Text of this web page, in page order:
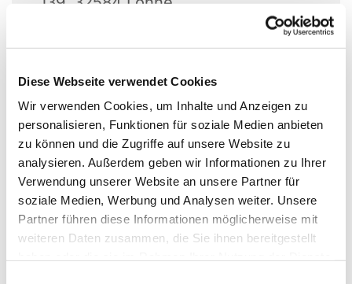
Diese Webseite verwendet Cookies
Wir verwenden Cookies, um Inhalte und Anzeigen zu
personalisieren, Funktionen für soziale Medien anbieten
zu können und die Zugriffe auf unsere Website zu
analysieren. Außerdem geben wir Informationen zu Ihrer
Verwendung unserer Website an unsere Partner für
soziale Medien, Werbung und Analysen weiter. Unsere
Partner führen diese Informationen möglicherweise mit
weiteren Daten zusammen, die Sie ihnen bereitgestellt